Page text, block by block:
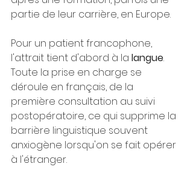
partie de leur carrière, en Europe.
Pour un patient francophone,
l'attrait tient d'abord à la langue.
Toute la prise en charge se
déroule en français, de la
première consultation au suivi
postopératoire, ce qui supprime la
barrière linguistique souvent
anxiogène lorsqu'on se fait opérer
à l'étranger.